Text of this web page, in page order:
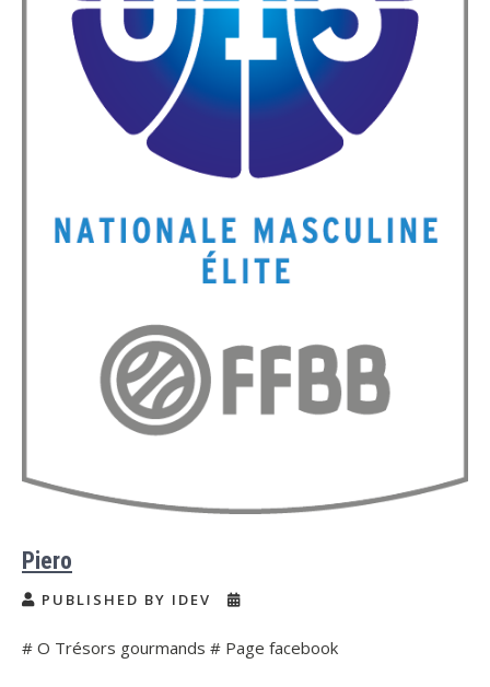
Piero
PUBLISHED BY IDEV
# O Trésors gourmands # Page facebook